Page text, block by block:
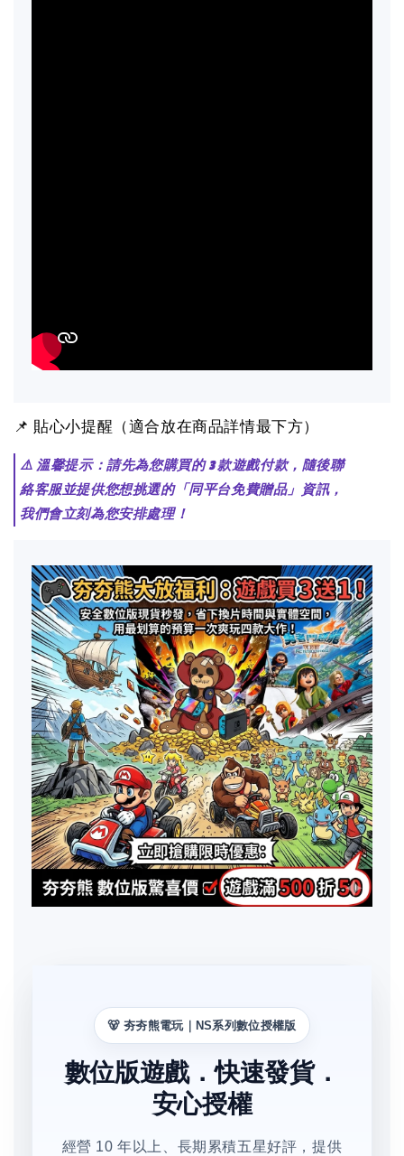
📌 貼心小提醒（適合放在商品詳情最下方）
⚠️ 溫馨提示：請先為您購買的 3 款遊戲付款，隨後聯
絡客服並提供您想挑選的「同平台免費贈品」資訊，
我們會立刻為您安排處理！
🐻 夯夯熊電玩｜NS系列數位授權版
數位版遊戲．快速發貨．
安心授權
經營 10 年以上、長期累積五星好評，提供